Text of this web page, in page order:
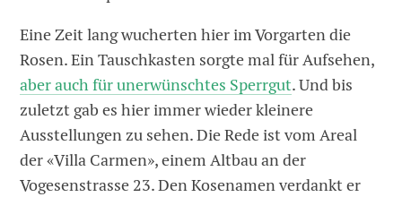
Eine Zeit lang wucherten hier im Vorgarten die
Rosen. Ein Tauschkasten sorgte mal für Aufsehen,
aber auch für unerwünschtes Sperrgut. Und bis
zuletzt gab es hier immer wieder kleinere
Ausstellungen zu sehen. Die Rede ist vom Areal
der «Villa Carmen», einem Altbau an der
Vogesenstrasse 23. Den Kosenamen verdankt er